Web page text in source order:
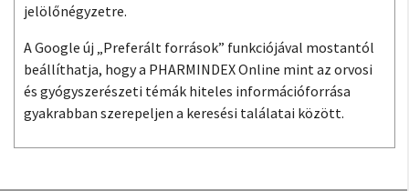
jelölőnégyzetre.
A Google új „Preferált források” funkciójával mostantól
beállíthatja, hogy a PHARMINDEX Online mint az orvosi
és gyógyszerészeti témák hiteles információforrása
gyakrabban szerepeljen a keresési találatai között.